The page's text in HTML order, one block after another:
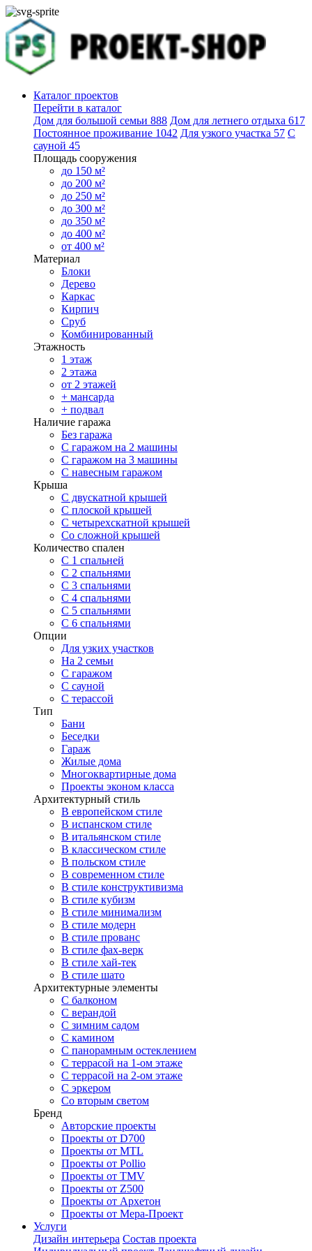
Каталог проектов
Перейти в каталог
Дом для большой семьи 888 Дом для летнего отдыха 617
Постоянное проживание 1042 Для узкого участка 57 С
сауной 45
Площадь сооружения
до 150 м²
до 200 м²
до 250 м²
до 300 м²
до 350 м²
до 400 м²
от 400 м²
Материал
Блоки
Дерево
Каркас
Кирпич
Сруб
Комбинированный
Этажность
1 этаж
2 этажа
от 2 этажей
+ мансарда
+ подвал
Наличие гаража
Без гаража
С гаражом на 2 машины
С гаражом на 3 машины
С навесным гаражом
Крыша
С двускатной крышей
С плоской крышей
С четырехскатной крышей
Со сложной крышей
Количество спален
С 1 спальней
С 2 спальнями
С 3 спальнями
С 4 спальнями
С 5 спальнями
С 6 спальнями
Опции
Для узких участков
На 2 семьи
С гаражом
С сауной
С терассой
Тип
Бани
Беседки
Гараж
Жилые дома
Многоквартирные дома
Проекты эконом класса
Архитектурный стиль
В европейском стиле
В испанском стиле
В итальянском стиле
В классическом стиле
В польском стиле
В современном стиле
В стиле конструктивизма
В стиле кубизм
В стиле минимализм
В стиле модерн
В стиле прованс
В стиле фах-верк
В стиле хай-тек
В стиле шато
Архитектурные элементы
С балконом
С верандой
С зимним садом
С камином
С панорамным остеклением
С террасой на 1-ом этаже
С террасой на 2-ом этаже
С эркером
Со вторым светом
Бренд
Авторские проекты
Проекты от D700
Проекты от MTL
Проекты от Pollio
Проекты от TMV
Проекты от Z500
Проекты от Архетон
Проекты от Мера-Проект
Услуги
Дизайн интерьера Состав проекта